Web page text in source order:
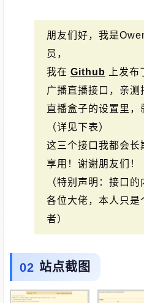
朋友们好，我是
员，
我在 Github
上发
广播直播接口，亲测
直播盒子的设置里，
（详见下表）
这三个接口我都会长
享用！谢谢朋友们！
（特别声明：接口
各位大佬，本人只是
者）
站点截图